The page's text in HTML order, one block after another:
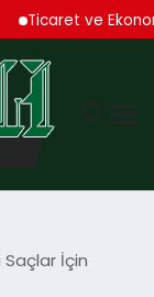
ve Ekonomik
Saçlar İçin